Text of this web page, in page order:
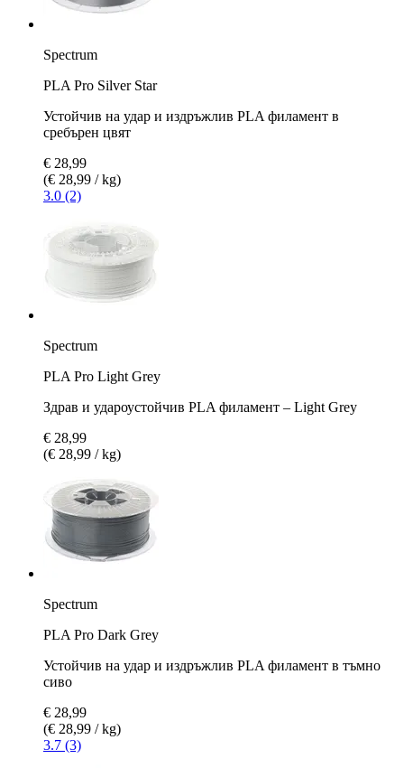
Spectrum
PLA Pro Silver Star
Устойчив на удар и издръжлив PLA филамент в
сребърен цвят
€ 28,99
(€ 28,99 / kg)
3.0 (2)
Spectrum
PLA Pro Light Grey
Здрав и удароустойчив PLA филамент – Light Grey
€ 28,99
(€ 28,99 / kg)
Spectrum
PLA Pro Dark Grey
Устойчив на удар и издръжлив PLA филамент в тъмно
сиво
€ 28,99
(€ 28,99 / kg)
3.7 (3)